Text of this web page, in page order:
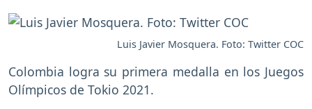
Luis Javier Mosquera. Foto: Twitter COC
Colombia logra su primera medalla en los Juegos
Olímpicos de Tokio 2021.